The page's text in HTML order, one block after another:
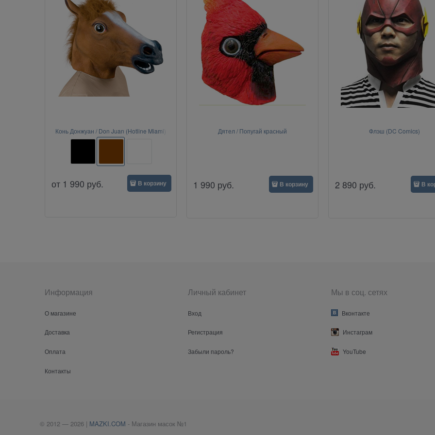
Конь Донжуан / Don Juan (Hotline Miami)
от 1 990 руб. В корзину
Дятел / Попугай красный
1 990 руб. В корзину
Флэш (DC Comics)
2 890 руб. В
Информация
О магазине
Доставка
Оплата
Контакты
Личный кабинет
Вход
Регистрация
Забыли пароль?
Мы в соц. сетях
Вконтакте
Инстаграм
YouTube
© 2012 — 2026 | MAZKI.COM - Магазин масок №1